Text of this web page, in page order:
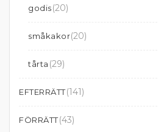
godis(20)
småkakor(20)
tårta (29)
EFTERRÄTT(141)
FÖRRÄTT(43)